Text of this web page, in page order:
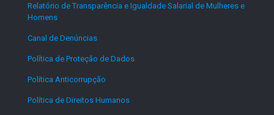
Relatório de Transparência e Igualdade Salarial de Mulheres e
Homens
Canal de Denúncias
Política de Proteção de Dados
Política Anticorrupção
Política de Direitos Humanos